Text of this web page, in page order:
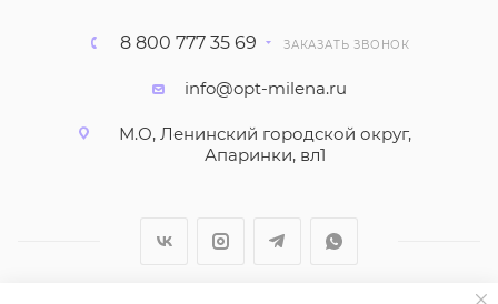
8 800 777 35 69 ЗАКАЗАТЬ ЗВОНОК
info@opt-milena.ru
М.О, Ленинский городской округ,
Апаринки, вл1